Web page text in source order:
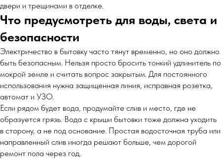
двери и трещинами в отделке.
Что предусмотреть для воды, света и
безопасности
Электричество в бытовку часто тянут временно, но оно должно
быть безопасным. Нельзя просто бросить тонкий удлинитель по
мокрой земле и считать вопрос закрытым. Для постоянного
использования нужна защищенная линия, исправная розетка,
автомат и УЗО.
Если рядом будет вода, продумайте слив и место, где не
образуется грязь. Вода с крыши бытовки тоже должна уходить
в сторону, а не под основание. Простая водосточная труба или
направленный слив иногда решают больше, чем дорогой
ремонт пола через год.